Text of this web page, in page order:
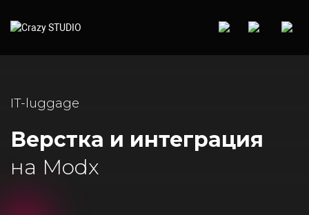
IT-luggage
Верстка и интеграция
на Modx